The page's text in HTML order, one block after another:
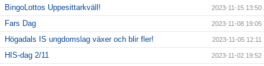
BingoLottos Uppesittarkväll! 2023-11-15 13:50
Fars Dag 2023-11-08 19:05
Högadals IS ungdomslag växer och blir fler! 2023-11-05 12:11
HIS-dag 2/11 2023-11-02 19:52